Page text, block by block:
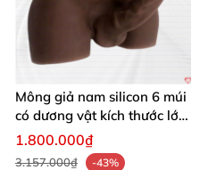
Mông giả nam silicon 6 múi
có dương vật kích thước lớn
cực thật
1.800.000₫
3.157.000₫
-43%